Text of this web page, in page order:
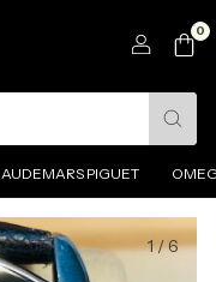
0
AUDEMARS PIGUET
1/6